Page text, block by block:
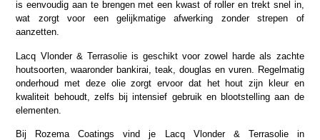
is eenvoudig aan te brengen met een kwast of roller en trekt snel in,
wat zorgt voor een gelijkmatige afwerking zonder strepen of
aanzetten.
Lacq Vlonder & Terrasolie is geschikt voor zowel harde als zachte
houtsoorten, waaronder bankirai, teak, douglas en vuren. Regelmatig
onderhoud met deze olie zorgt ervoor dat het hout zijn kleur en
kwaliteit behoudt, zelfs bij intensief gebruik en blootstelling aan de
elementen.
Bij Rozema Coatings vind je Lacq Vlonder & Terrasolie in